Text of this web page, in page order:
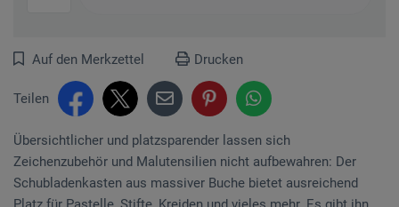
Auf den Merkzettel Drucken
Teilen
Übersichtlicher und platzsparender lassen sich
Zeichenzubehör und Malutensilien nicht aufbewahren: Der
Schubladenkasten aus massiver Buche bietet ausreichend